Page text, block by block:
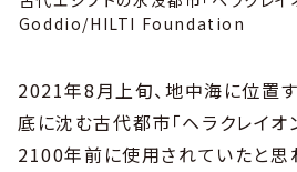
Goddio/HILTI Foundation
2021年8月上旬、地中海に位置
底に沈む古代都市「ヘラクレイオ
2100年前に使用されていたと思